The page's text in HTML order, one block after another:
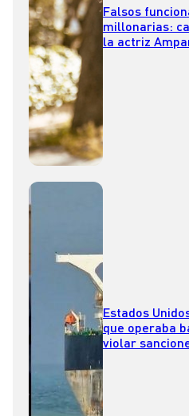
Falsos
millonarias:
la actriz
Estados
que operaba
violar